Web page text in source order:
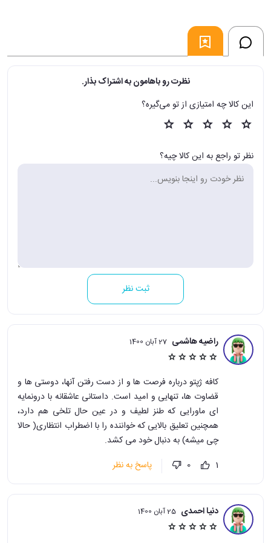
نظرت رو باهامون به اشتراک بذار.
این کالا چه امتیازی از تو می‌گیره؟
نظر تو راجع به این کالا چیه؟
ثبت نظر
راضیه هاشمی 27 آبان 1400
کافه ژپتو درباره فرصت ها و از دست رفتن آنها، دوستی ها و
قضاوت ها، تنهایی و امید است. داستانی عاشقانه با درونمایه
ای ماورایی که طنز لطیف و در عین حال تلخی هم دارد،
همچنین تعلیق بالایی که خواننده را با اضطراب انتظاری( حالا
چی میشه) به دنبال خود می کشد.
1
0 پاسخ به نظر
دنیا احمدی 25 آبان 1400